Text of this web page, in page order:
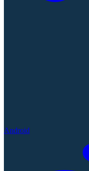
Android